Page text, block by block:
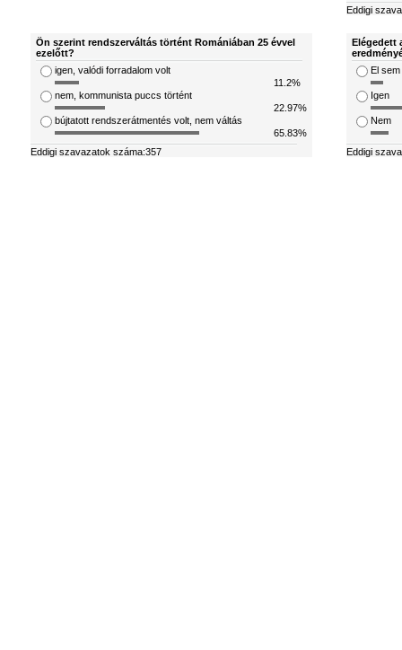
Eddigi
Ön szerint rendszerváltás történt Romániában 25 évvel
ezelőtt?
igen, valódi forradalom volt
11.2%
nem, kommunista puccs történt
22.97%
bújtatott rendszerátmentés volt, nem váltás
65.83%
Eddigi szavazatok száma:357
Elégedett
El
Igen
Nem
Eddigi